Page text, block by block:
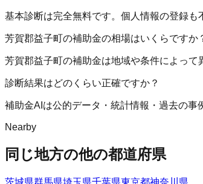
基本診断は完全無料です。個人情報の登録も
芳賀郡益子町の補助金の相場はいくらですか
芳賀郡益子町の補助金は地域や条件によって
診断結果はどのくらい正確ですか？
補助金AIは公的データ・統計情報・過去の事
Nearby
同じ地方の他の都道府県